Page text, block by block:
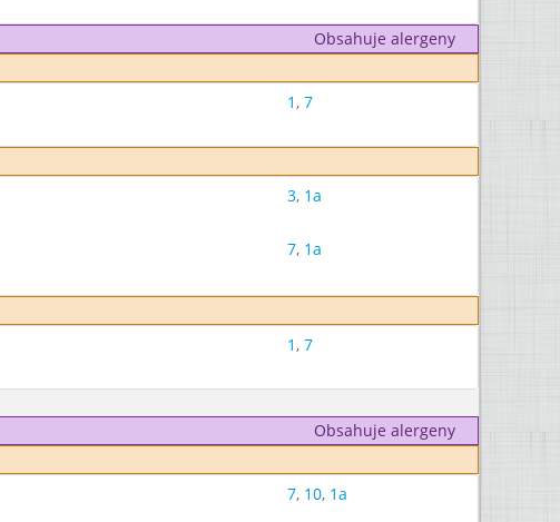
Obsahuje alergeny
1, 7
3, 1a
7, 1a
1, 7
Obsahuje alergeny
7, 10, 1a